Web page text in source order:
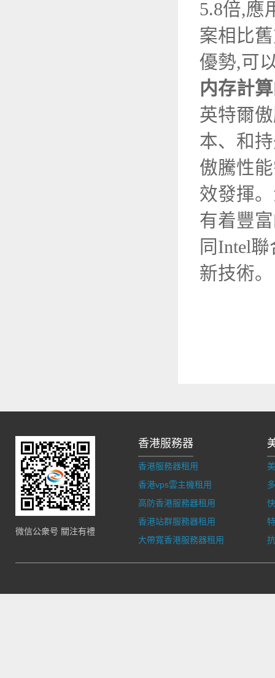
5.8倍,應
案相比
優勢,可
内存計
英特爾
本、和
傲騰性
效發揮
有着豐
同Intel
新技術。
微信公衆号 關注有禮
香港服務器
香港服務器租用
香港vps雲主機租用
高防香港服務器租用
香港站群服務器租用
大帶寬香港服務器租用